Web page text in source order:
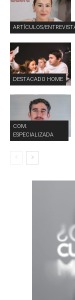
ARTÍCULOS/
DESTACADO HOME
COM.
ESPECIALIZADA